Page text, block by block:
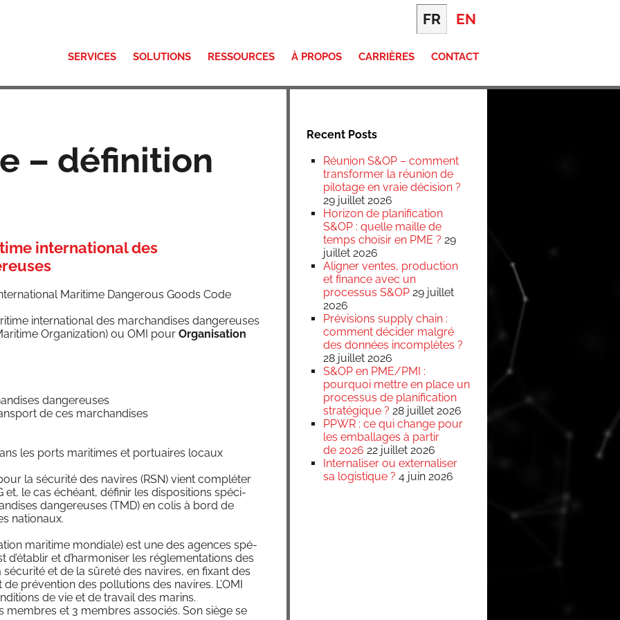
FR EN
SERVICES SOLUTIONS RESSOURCES À PROPOS CARRIÈRES CONTACT
– définition
international des
Mari­time Dan­ge­rous Goods Code
inter­na­tio­nal des mar­chan­dises dan­ge­reuses
Orga­ni­za­tion) ou OMI pour Orga­ni­sa­tion
dangereuses
de ces marchandises
les ports mari­times et por­tuaires locaux
la sécu­ri­té des navires (RSN) vient com­plé­ter
et, le cas échéant, défi­nir les dis­po­si­tions spé­ci­
dan­ge­reuses (TMD) en colis à bord de
nationaux.
mari­time mon­diale) est une des agences spé­
d’é­ta­blir et d’har­mo­ni­ser les régle­men­ta­tions des
et de la sûre­té des navires, en fixant des
pré­ven­tion des pol­lu­tions des navires. L’OMI
de vie et de tra­vail des marins.
membres et 3 membres asso­ciés. Son siège se
Recent Posts
Réunion S&OP – comment
transformer la réunion de
pilotage en vraie décision ?
29 juillet 2026
Horizon de planification
S&OP : quelle maille de
temps choisir en PME ? 29
juillet 2026
Aligner ventes, production
et finance avec un
processus S&OP 29 juillet
2026
Prévisions supply chain :
comment décider malgré
des données incomplètes ?
28 juillet 2026
S&OP en PME/PMI :
pourquoi mettre en place un
processus de planification
stratégique ? 28 juillet 2026
PPWR : ce qui change pour
les emballages à partir
de 2026 22 juillet 2026
Internaliser ou externaliser
sa logistique ? 4 juin 2026